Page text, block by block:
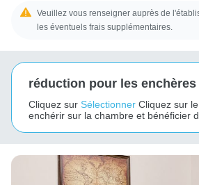
Veuillez vous renseigner auprès de
les éventuels frais supplémentaires.
réduction pour les enchères
Cliquez sur Sélectionner Cliquez sur
enchérir sur la chambre et bénéficier